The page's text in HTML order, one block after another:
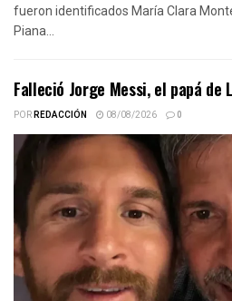
fueron identificados María Clara
Piana...
Falleció Jorge Messi, el papá de
PORREDACCIÓN 08/08/2026 0